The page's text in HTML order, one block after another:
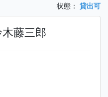
状態： 貸出可
藤三郎